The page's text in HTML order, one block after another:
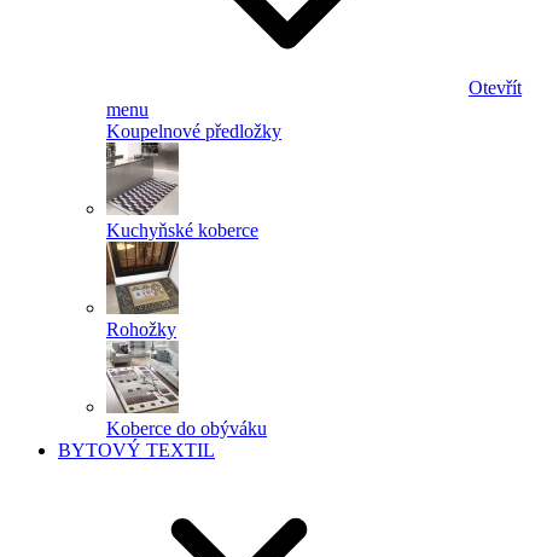
Otevřít
menu
Koupelnové předložky
Kuchyňské koberce
Rohožky
Koberce do obýváku
BYTOVÝ TEXTIL